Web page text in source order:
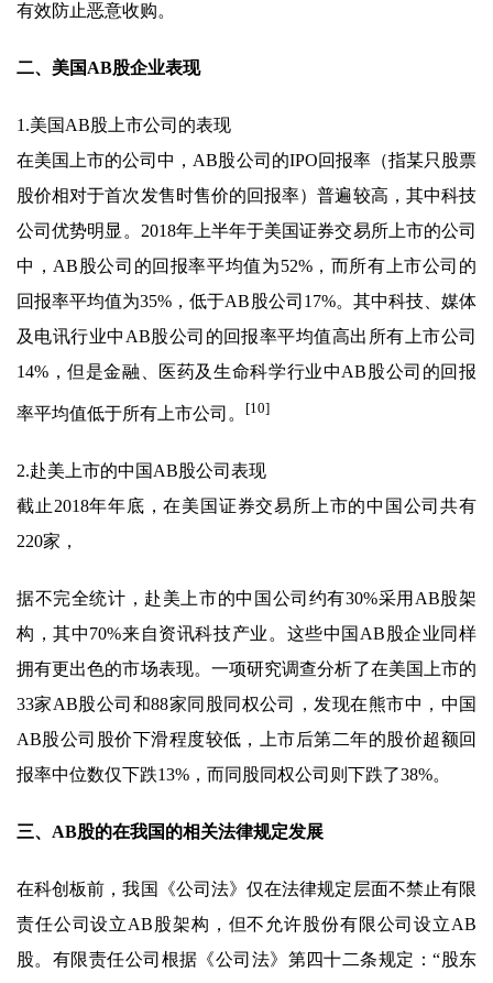
有效防止恶意收购。
二、美国AB股企业表现
1.美国AB股上市公司的表现
在美国上市的公司中，AB股公司的IPO回报率（指某只股票
股价相对于首次发售时售价的回报率）普遍较高，其中科技
公司优势明显。2018年上半年于美国证券交易所上市的公司
中，AB股公司的回报率平均值为52%，而所有上市公司的
回报率平均值为35%，低于AB股公司17%。其中科技、媒体
及电讯行业中AB股公司的回报率平均值高出所有上市公司
14%，但是金融、医药及生命科学行业中AB股公司的回报
率平均值低于所有上市公司。 [10]
2.赴美上市的中国AB股公司表现
截止2018年年底，在美国证券交易所上市的中国公司共有
220家，
据不完全统计，赴美上市的中国公司约有30%采用AB股架
构，其中70%来自资讯科技产业。这些中国AB股企业同样
拥有更出色的市场表现。一项研究调查分析了在美国上市的
33家AB股公司和88家同股同权公司，发现在熊市中，中国
AB股公司股价下滑程度较低，上市后第二年的股价超额回
报率中位数仅下跌13%，而同股同权公司则下跌了38%。
三、AB股的在我国的相关法律规定发展
在科创板前，我国《公司法》仅在法律规定层面不禁止有限
责任公司设立AB股架构，但不允许股份有限公司设立AB
股。有限责任公司根据《公司法》第四十二条规定：“股东